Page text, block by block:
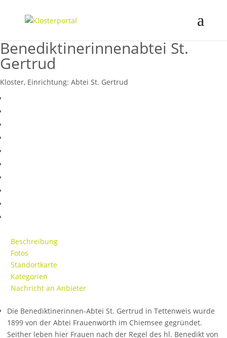
Benediktinerinnenabtei St.
Gertrud
Kloster, Einrichtung: Abtei St. Gertrud
Beschreibung
Fotos
Standortkarte
Kategorien
Nachricht an Anbieter
Die Benediktinerinnen-Abtei St. Gertrud in Tettenweis wurde
1899 von der Abtei Frauenwörth im Chiemsee gegründet.
Seither leben hier Frauen nach der Regel des hl. Benedikt von